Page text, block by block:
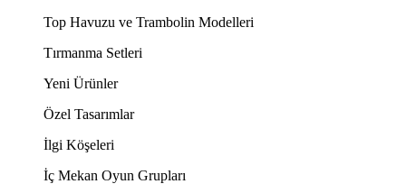
Top Havuzu ve Trambolin Modelleri
Tırmanma Setleri
Yeni Ürünler
Özel Tasarımlar
İlgi Köşeleri
İç Mekan Oyun Grupları